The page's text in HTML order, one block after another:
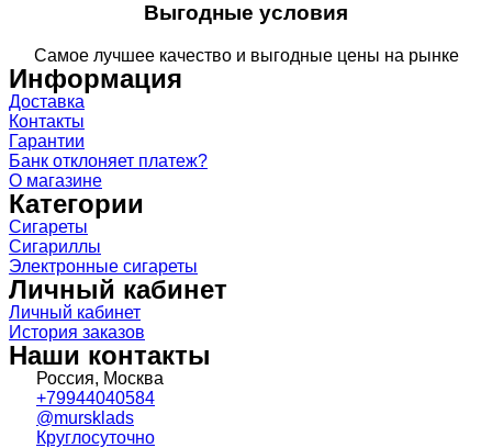
Выгодные условия
Самое лучшее качество и выгодные цены на рынке
Информация
Доставка
Контакты
Гарантии
Банк отклоняет платеж?
О магазине
Категории
Сигареты
Сигариллы
Электронные сигареты
Личный кабинет
Личный кабинет
История заказов
Наши контакты
Россия, Москва
+79944040584
@mursklads
Круглосуточно